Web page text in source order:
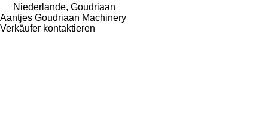
Niederlande, Goudriaan
Aantjes Goudriaan Machinery
Verkäufer kontaktieren